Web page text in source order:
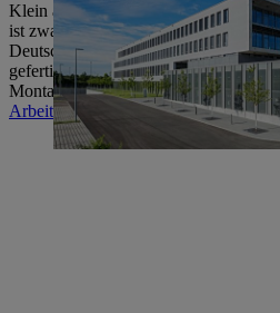
Klein aber oho: Der Standort in
ist zwar bezüglich der
Deutschland, aber hier werden viele
gefertigt, wie zum Beispiel Griﬀrohre
Montage von Elektrosägen ﬁndet hier
Arbeiten bei STIHL in Tengen